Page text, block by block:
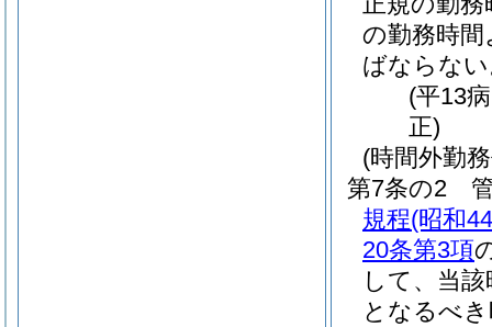
の勤務時
ばならな
(平13
正)
(時間外勤
第7条の2
規程(昭和
20条第3項
して、当
となるべ